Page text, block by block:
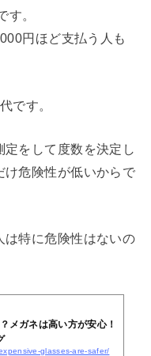
す。
円ほど支払う人も
です。
をして度数を決定し
け危険性が低いからで
は特に危険性はないの
メガネは高い方が安心！
glasses-are-safer/